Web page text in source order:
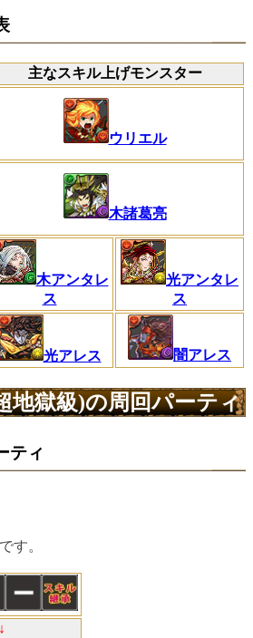
主なスキル上げモンスター
ウリエル
木諸葛亮
木アンタレ
ス
光アンタレ
ス
光アレス 闇アレス
地獄級)の周回パーティ
ティ
す。